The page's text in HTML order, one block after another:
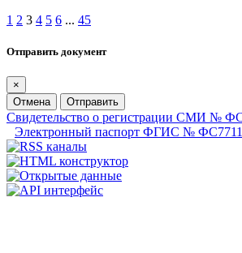
1 2 3 4 5 6 ... 45
Отправить документ
×
Отмена
Отправить
Свидетельство о регистрации СМИ №
Электронный паспорт ФГИС №